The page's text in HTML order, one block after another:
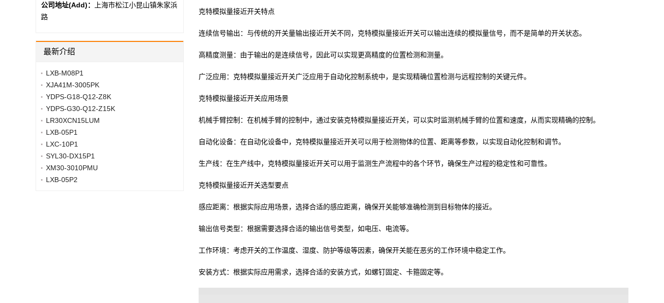
克特模拟量接近开关特点
连续信号输出：与传统的开关量输出接近开关不同，克特模拟量接近开关可以输出连续的模拟量信号，而不是简单的开关状态。
高精度测量：由于输出的是连续信号，因此可以实现更高精度的位置检测和测量。
广泛应用：克特模拟量接近开关广泛应用于自动化控制系统中，是实现精确位置检测与远程控制的关键元件。
克特模拟量接近开关应用场景
机械手臂控制：在机械手臂的控制中，通过安装克特模拟量接近开关，可以实时监测机械手臂的位置和速度，从而实现精确的控制。
自动化设备：在自动化设备中，克特模拟量接近开关可以用于检测物体的位置、距离等参数，以实现自动化控制和调节。
生产线：在生产线中，克特模拟量接近开关可以用于监测生产流程中的各个环节，确保生产过程的稳定性和可靠性。
克特模拟量接近开关选型要点
感应距离：根据实际应用场景，选择合适的感应距离，确保开关能够准确检测到目标物体的接近。
输出信号类型：根据需要选择合适的输出信号类型，如电压、电流等。
工作环境：考虑开关的工作温度、湿度、防护等级等因素，确保开关能在恶劣的工作环境中稳定工作。
安装方式：根据实际应用需求，选择合适的安装方式，如螺钉固定、卡箍固定等。
公司地址(Add)：
上海市松江小昆山镇朱家浜
路
最新介绍
LXB-M08P1
XJA41M-3005PK
YDPS-G18-Q12-Z8K
YDPS-G30-Q12-Z15K
LR30XCN15LUM
LXB-05P1
LXC-10P1
SYL30-DX15P1
XM30-3010PMU
LXB-05P2